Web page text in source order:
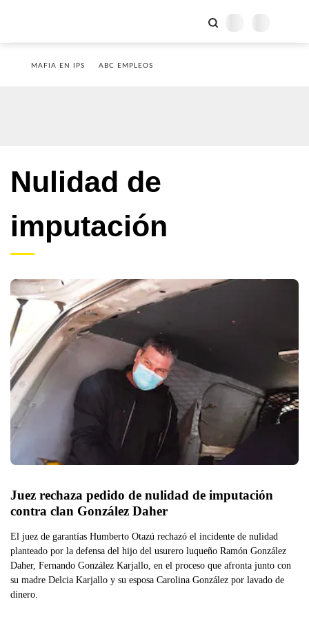
MAFIA EN IPS ABC EMPLEOS
Nulidad de
imputación
Juez rechaza pedido de nulidad de imputación
contra clan González Daher
El juez de garantías Humberto Otazú rechazó el incidente de nulidad
planteado por la defensa del hijo del usurero luqueño Ramón González
Daher, Fernando González Karjallo, en el proceso que afronta junto con
su madre Delcia Karjallo y su esposa Carolina González por lavado de
dinero.